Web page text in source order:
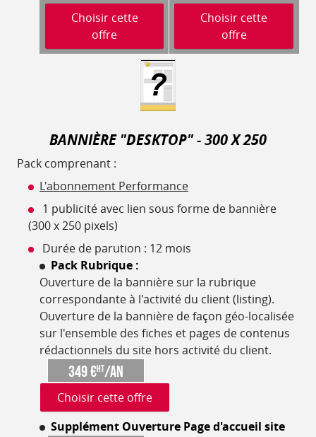
Choisir cette
offre
Choisir cette
offre
BANNIÈRE "DESKTOP" - 300 X 250
Pack comprenant :
L'abonnement Performance
1 publicité avec lien sous forme de bannière
(300 x 250 pixels)
Durée de parution : 12 mois
Pack Rubrique :
Ouverture de la bannière sur la rubrique
correspondante à l'activité du client (listing).
Ouverture de la bannière de façon géo-localisée
sur l'ensemble des fiches et pages de contenus
rédactionnels du site hors activité du client.
349 €HT/an
Choisir cette offre
Supplément Ouverture Page d'accueil site